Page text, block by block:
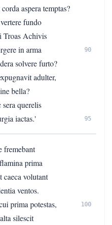
aspera temptas?
fundo
Troas Achivis
in arma
90
solvere furto?
adulter,
bella?
querelis
iactas.'
95
fremebant
prima
caeca volutant
ventos.
prima potestas,
100
silescit